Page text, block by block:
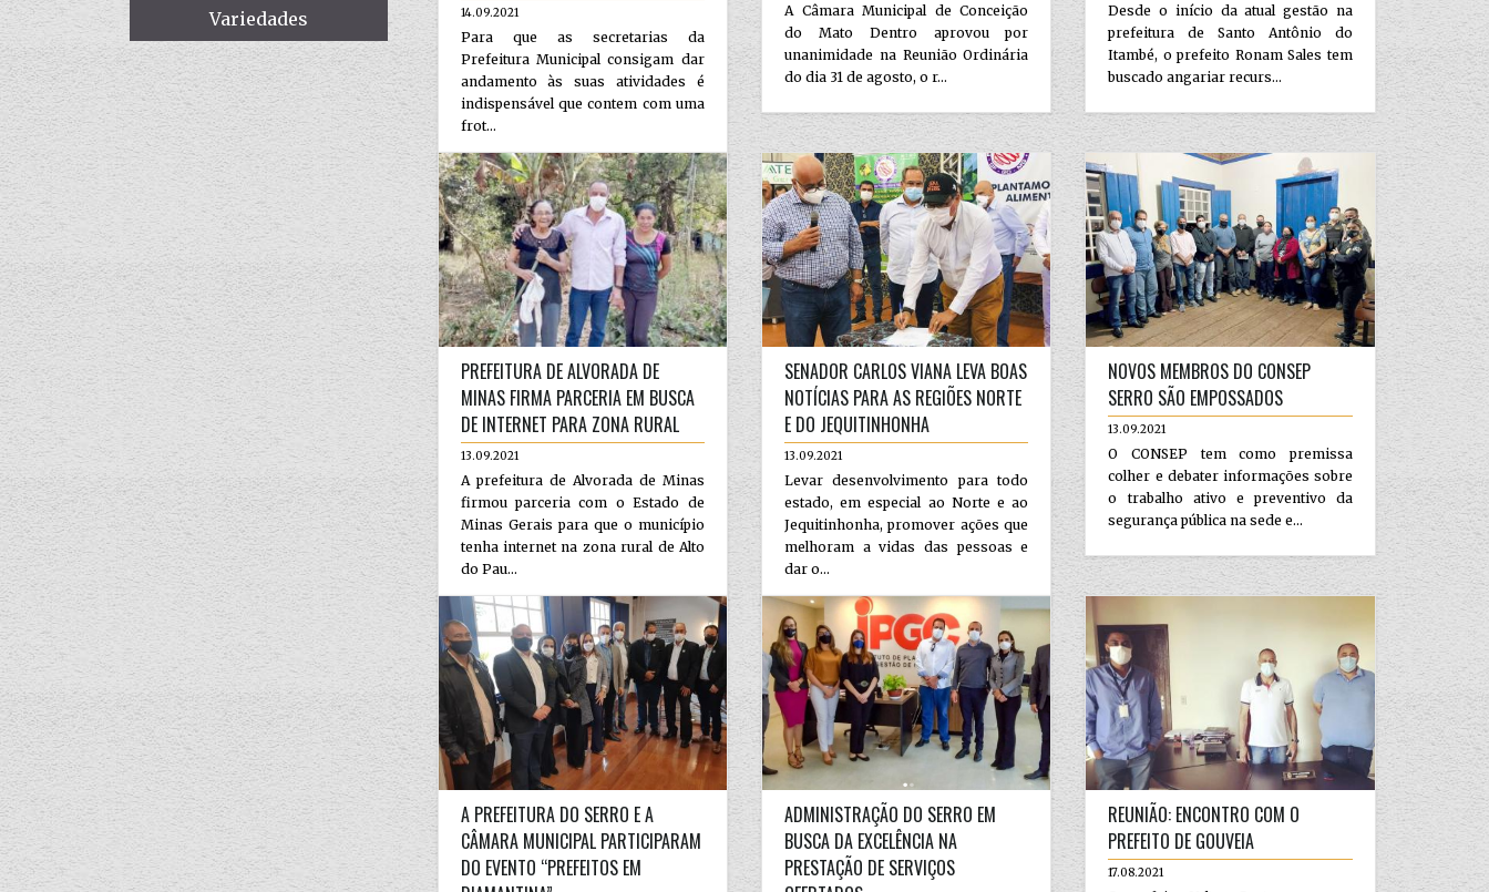
Variedades 14.09.2021
Para que as secretarias da
Prefeitura Municipal consigam dar
andamento às suas atividades é
indispensável que contem com uma
frot...
A Câmara Municipal de Conceição
do Mato Dentro aprovou por
unanimidade na Reunião Ordinária
do dia 31 de agosto, o r...
Desde o início da atual gestão na
prefeitura de Santo Antônio do
Itambé, o prefeito Ronam Sales tem
buscado angariar recurs...
PREFEITURA DE ALVORADA DE
MINAS FIRMA PARCERIA EM BUSCA
DE INTERNET PARA ZONA RURAL
13.09.2021
A prefeitura de Alvorada de Minas
firmou parceria com o Estado de
Minas Gerais para que o município
tenha internet na zona rural de Alto
do Pau...
SENADOR CARLOS VIANA LEVA BOAS
NOTÍCIAS PARA AS REGIÕES NORTE
E DO JEQUITINHONHA
13.09.2021
Levar desenvolvimento para todo
estado, em especial ao Norte e ao
Jequitinhonha, promover ações que
melhoram a vidas das pessoas e
dar o...
NOVOS MEMBROS DO CONSEP
SERRO SÃO EMPOSSADOS
13.09.2021
O CONSEP tem como premissa
colher e debater informações sobre
o trabalho ativo e preventivo da
segurança pública na sede e...
A PREFEITURA DO SERRO E A
CÂMARA MUNICIPAL PARTICIPARAM
DO EVENTO “PREFEITOS EM
ADMINISTRAÇÃO DO SERRO EM
BUSCA DA EXCELÊNCIA NA
PRESTAÇÃO DE SERVIÇOS
REUNIÃO: ENCONTRO COM O
PREFEITO DE GOUVEIA
17.08.2021